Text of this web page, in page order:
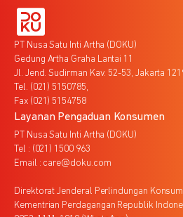
PT Nusa Satu Inti Artha (DOKU)
Gedung Artha Graha Lantai 11
Jl. Jend. Sudirman Kav. 52-53, Jakarta
Tel. (021) 5150785,
Fax (021) 5154758
Layanan Pengaduan Konsumen
PT Nusa Satu Inti Artha (DOKU)
Tel : (021) 1500 963
Email : care@doku.com
Direktorat Jenderal Perlindungan
Kementrian Perdagangan Republik